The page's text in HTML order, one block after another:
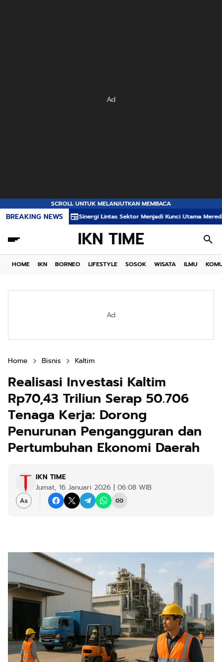
Ad
SCROLL UNTUK MELANJUTKAN MEMBACA
BREAKING NEWS
Sinergi Lintas Sektor Menjadi Kunci Utama Meredam Ancaman
IKN TIME
HOME IKN BORNEO LIFESTYLE SOSOK WISATA ILMU
Ad
Home Bisnis Kaltim
Realisasi Investasi Kaltim
Rp70,43 Triliun Serap 50.706
Tenaga Kerja: Dorong
Penurunan Pengangguran dan
Pertumbuhan Ekonomi Daerah
IKN TIME
Jumat, 16 Januari 2026 | 06:08 WIB